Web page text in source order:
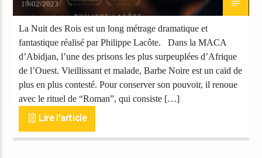
19/02/2023
La Nuit des Rois est un long métrage dramatique et
fantastique réalisé par Philippe Lacôte. Dans la MACA
d’Abidjan, l’une des prisons les plus surpeuplées d’Afrique
de l’Ouest. Vieillissant et malade, Barbe Noire est un caïd de
plus en plus contesté. Pour conserver son pouvoir, il renoue
avec le rituel de “Roman”, qui consiste […]
Lire l'article